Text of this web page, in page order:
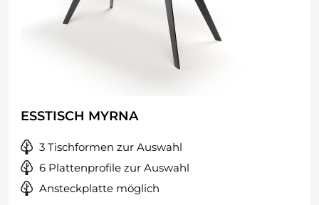
ESSTISCH MYRNA
3 Tischformen zur Auswahl
6 Plattenprofile zur Auswahl
Ansteckplatte möglich